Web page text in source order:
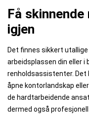
Få
igjen
Det finnes sikkert
arbeidsplassen din eller
renholdsassistenter. Det
åpne kontorlandskap
de hardtarbeidende
dermed også